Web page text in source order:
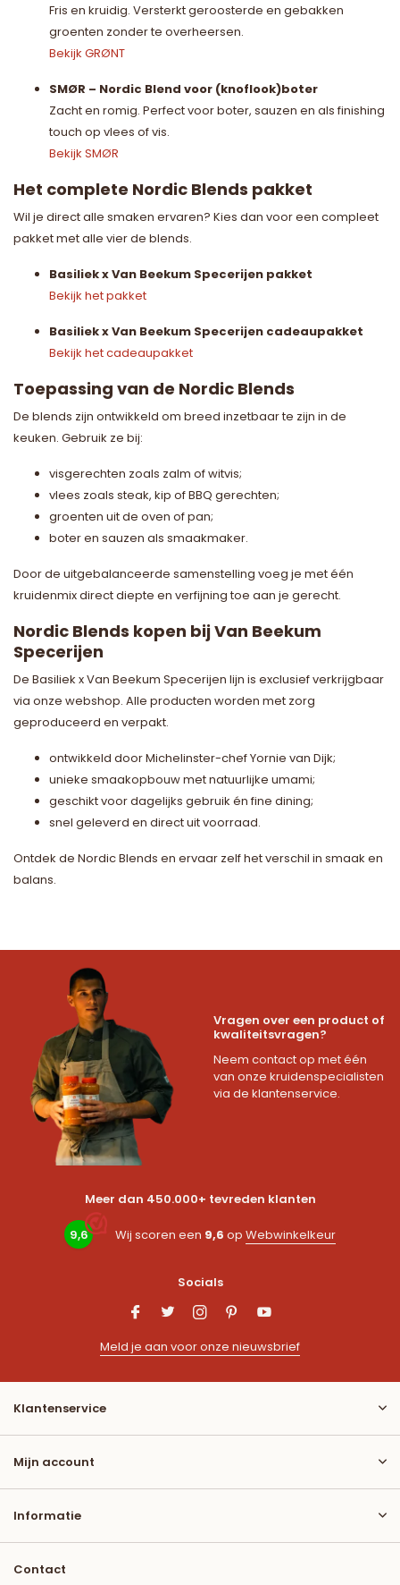
Fris en kruidig. Versterkt geroosterde en gebakken
groenten zonder te overheersen.
Bekijk GRØNT
SMØR – Nordic Blend voor (knoflook)boter
Zacht en romig. Perfect voor boter, sauzen en als finishing
touch op vlees of vis.
Bekijk SMØR
Het complete Nordic Blends pakket
Wil je direct alle smaken ervaren? Kies dan voor een compleet
pakket met alle vier de blends.
Basiliek x Van Beekum Specerijen pakket
Bekijk het pakket
Basiliek x Van Beekum Specerijen cadeaupakket
Bekijk het cadeaupakket
Toepassing van de Nordic Blends
De blends zijn ontwikkeld om breed inzetbaar te zijn in de
keuken. Gebruik ze bij:
visgerechten zoals zalm of witvis;
vlees zoals steak, kip of BBQ gerechten;
groenten uit de oven of pan;
boter en sauzen als smaakmaker.
Door de uitgebalanceerde samenstelling voeg je met één
kruidenmix direct diepte en verfijning toe aan je gerecht.
Nordic Blends kopen bij Van Beekum
Specerijen
De Basiliek x Van Beekum Specerijen lijn is exclusief verkrijgbaar
via onze webshop. Alle producten worden met zorg
geproduceerd en verpakt.
ontwikkeld door Michelinster-chef Yornie van Dijk;
unieke smaakopbouw met natuurlijke umami;
geschikt voor dagelijks gebruik én fine dining;
snel geleverd en direct uit voorraad.
Ontdek de Nordic Blends en ervaar zelf het verschil in smaak en
balans.
Vragen over een product of
kwaliteitsvragen?
Neem contact op met één
van onze kruidenspecialisten
via de klantenservice.
Meer dan 450.000+ tevreden klanten
9,6 Wij scoren een 9,6 op Webwinkelkeur
Socials
Meld je aan voor onze nieuwsbrief
Klantenservice
Mijn account
Informatie
Contact